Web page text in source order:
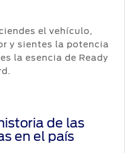
el vehículo,
y sientes la potencia
la esencia de Ready
de las
en el país